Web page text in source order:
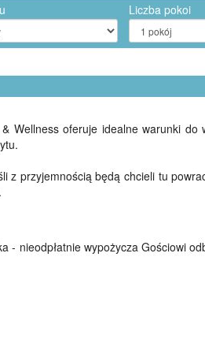
Liczba pokoi
Wellness oferuje idealne warunki do
przyjemnością będą chcieli tu
nieodpłatnie wypożycza Gościowi